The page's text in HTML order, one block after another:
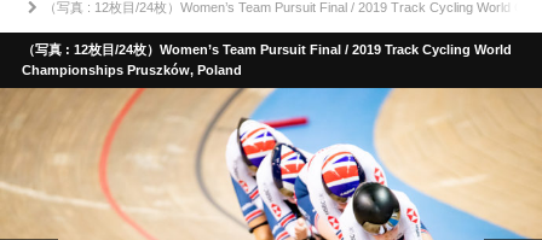
（写真 : 12枚目/24枚）Women’s Team Pursuit Final / 2019 Track Cycling World
（写真 : 12枚目/24枚）Women’s Team Pursuit Final / 2019 Track Cycling World
Championships Pruszków, Poland